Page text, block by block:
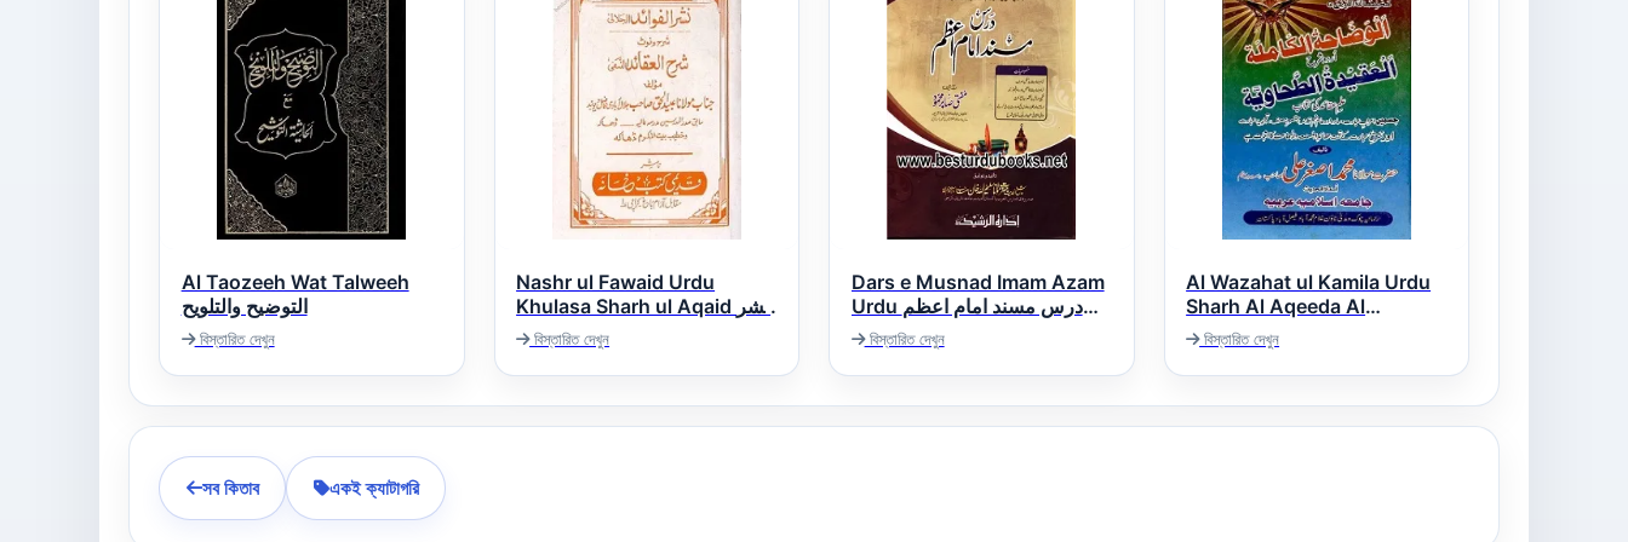
Al Taozeeh Wat Talweeh
التوضیح والتلویح
বিস্তারিত দেখুন
Nashr ul Fawaid Urdu
Khulasa Sharh ul Aqaid نشر
الفوائد اردو خلاصہ شرح العقائد
বিস্তারিত দেখুন
Dars e Musnad Imam Azam
Urdu درس مسند امام اعظم
اردو
বিস্তারিত দেখুন
Al Wazahat ul Kamila Urdu
Sharh Al Aqeeda Al
Tahawiah الوضاحت الکاملۃ
اردو شرح العقیدۃ الطحاویۃ
বিস্তারিত দেখুন
সব কিতাব একই ক্যাটাগরি